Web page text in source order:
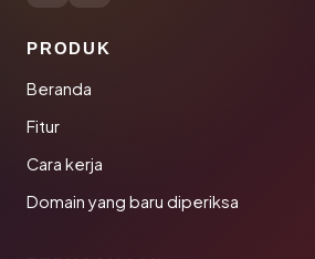
PRODUK
Beranda
Fitur
Cara kerja
Domain yang baru diperiksa